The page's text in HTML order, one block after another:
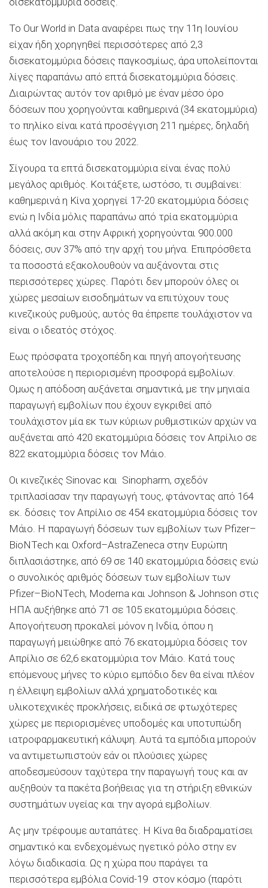
Το Our World in Data αναφέρει πως την 11η Ιουνίου
είχαν ήδη χορηγηθεί περισσότερες από 2,3
δισεκατομμύρια δόσεις παγκοσμίως, άρα υπολείπονται
λίγες παραπάνω από επτά δισεκατομμύρια δόσεις.
Διαιρώντας αυτόν τον αριθμό με έναν μέσο όρο
δόσεων που χορηγούνται καθημερινά (34 εκατομμύρια)
το πηλίκο είναι κατά προσέγγιση 211 ημέρες, δηλαδή
έως τον Ιανουάριο του 2022.
Σίγουρα τα επτά δισεκατομμύρια είναι ένας πολύ
μεγάλος αριθμός. Κοιτάξετε, ωστόσο, τι συμβαίνει:
καθημερινά η Κίνα χορηγεί 17-20 εκατομμύρια δόσεις
ενώ η Ινδία μόλις παραπάνω από τρία εκατομμύρια
αλλά ακόμη και στην Αφρική χορηγούνται 900.000
δόσεις, συν 37% από την αρχή του μήνα. Επιπρόσθετα
τα ποσοστά εξακολουθούν να αυξάνονται στις
περισσότερες χώρες. Παρότι δεν μπορούν όλες οι
χώρες μεσαίων εισοδημάτων να επιτύχουν τους
κινεζικούς ρυθμούς, αυτός θα έπρεπε τουλάχιστον να
είναι ο ιδεατός στόχος.
Εως πρόσφατα τροχοπέδη και πηγή απογοήτευσης
αποτελούσε η περιορισμένη προσφορά εμβολίων.
Ομως η απόδοση αυξάνεται σημαντικά, με την μηνιαία
παραγωγή εμβολίων που έχουν εγκριθεί από
τουλάχιστον μία εκ των κύριων ρυθμιστικών αρχών να
αυξάνεται από 420 εκατομμύρια δόσεις τον Απρίλιο σε
822 εκατομμύρια δόσεις τον Μάιο.
Οι κινεζικές Sinovac και Sinopharm, σχεδόν
τριπλασίασαν την παραγωγή τους, φτάνοντας από 164
εκ. δόσεις τον Απρίλιο σε 454 εκατομμύρια δόσεις τον
Μάιο. Η παραγωγή δόσεων των εμβολίων των Pfizer–
BioNTech και Oxford–AstraZeneca στην Ευρώπη
διπλασιάστηκε, από 69 σε 140 εκατομμύρια δόσεις ενώ
ο συνολικός αριθμός δόσεων των εμβολίων των
Pfizer–BioNTech, Moderna και Johnson & Johnson στις
ΗΠΑ αυξήθηκε από 71 σε 105 εκατομμύρια δόσεις.
Απογοήτευση προκαλεί μόνον η Ινδία, όπου η
παραγωγή μειώθηκε από 76 εκατομμύρια δόσεις τον
Απρίλιο σε 62,6 εκατομμύρια τον Μάιο. Κατά τους
επόμενους μήνες το κύριο εμπόδιο δεν θα είναι πλέον
η έλλειψη εμβολίων αλλά χρηματοδοτικές και
υλικοτεχνικές προκλήσεις, ειδικά σε φτωχότερες
χώρες με περιορισμένες υποδομές και υποτυπώδη
ιατροφαρμακευτική κάλυψη. Αυτά τα εμπόδια μπορούν
να αντιμετωπιστούν εάν οι πλούσιες χώρες
αποδεσμεύσουν ταχύτερα την παραγωγή τους και αν
αυξηθούν τα πακέτα βοήθειας για τη στήριξη εθνικών
συστημάτων υγείας και την αγορά εμβολίων.
Ας μην τρέφουμε αυταπάτες. Η Κίνα θα διαδραματίσει
σημαντικό και ενδεχομένως ηγετικό ρόλο στην εν
λόγω διαδικασία. Ως η χώρα που παράγει τα
περισσότερα εμβόλια Covid-19 στον κόσμο (παρότι